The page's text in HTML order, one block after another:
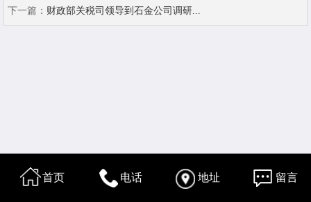
下一篇： 财政部关税司领导到石金公司调研...
首页 电话 地址 留言